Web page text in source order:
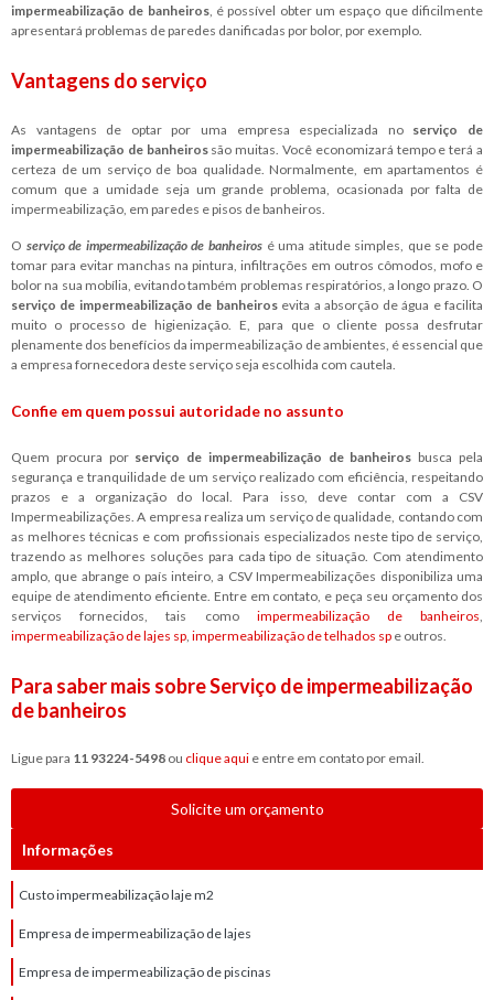
impermeabilização de banheiros, é possível obter um espaço que dificilmente
apresentará problemas de paredes danificadas por bolor, por exemplo.
Vantagens do serviço
As vantagens de optar por uma empresa especializada no serviço de
impermeabilização de banheirossão muitas. Você economizará tempo e terá a
certeza de um serviço de boa qualidade. Normalmente, em apartamentos é
comum que a umidade seja um grande problema, ocasionada por falta de
impermeabilização, em paredes e pisos de banheiros.
O serviço de impermeabilização de banheirosé uma atitude simples, que se pode
tomar para evitar manchas na pintura, infiltrações em outros cômodos, mofo e
bolor na sua mobília, evitando também problemas respiratórios, a longo prazo. O
serviço de impermeabilização de banheirosevita a absorção de água e facilita
muito o processo de higienização. E, para que o cliente possa desfrutar
plenamente dos benefícios da impermeabilização de ambientes, é essencial que
a empresa fornecedora deste serviço seja escolhida com cautela.
Confie em quem possui autoridade no assunto
Quem procura por serviço de impermeabilização de banheiros busca pela
segurança e tranquilidade de um serviço realizado com eficiência, respeitando
prazos e a organização do local. Para isso, deve contar com a CSV
Impermeabilizações. A empresa realiza um serviço de qualidade, contando com
as melhores técnicas e com profissionais especializados neste tipo de serviço,
trazendo as melhores soluções para cada tipo de situação. Com atendimento
amplo, que abrange o país inteiro, a CSV Impermeabilizações disponibiliza uma
equipe de atendimento eficiente. Entre em contato, e peça seu orçamento dos
serviços fornecidos, tais como impermeabilização de banheiros
impermeabilização de lajes sp impermeabilização de telhados sp e outros.
Para saber mais sobre Serviço de impermeabilização
de banheiros
Ligue para 11 93224-5498 ou clique aqui e entre em contato por email.
Solicite um orçamento
Informações
Custo impermeabilização laje m2
Empresa de impermeabilização de lajes
Empresa de impermeabilização de piscinas